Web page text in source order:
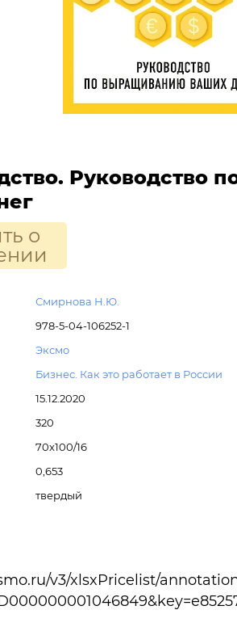
Руководство
о
Смирнова Н.Ю.
978-5-04-106252-1
Эксмо
Бизнес. Как это работает в России
15.12.2020
320
70x100/16
0,653
твердый
v3/xlsxPricelist/